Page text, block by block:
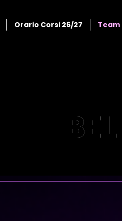
Orario Corsi 26/27 Team